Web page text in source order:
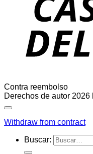
Contra reembolso
Derechos de autor 2026
Withdraw from contract
Buscar: